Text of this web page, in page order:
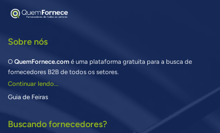
Sobre nós
O QuemFornece.com é uma plataforma gratuita para a busca de
fornecedores B2B de todos os setores.
Continuar lendo...
Guia de Feiras
Buscando fornecedores?